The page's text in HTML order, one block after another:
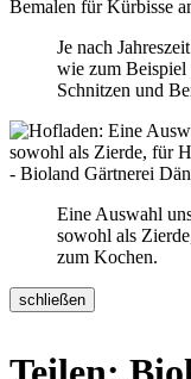
Je nach
wie zum Beispiel
Schnitzen und
Eine Auswahl
sowohl als
zum Kochen.
schließen